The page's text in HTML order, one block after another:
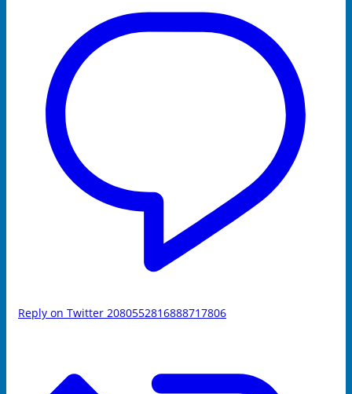
Reply on Twitter 2080552816888717806